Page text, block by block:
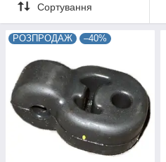
Сортування
РОЗПРОДАЖ –40%